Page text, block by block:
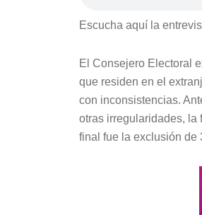
Escucha aquí la
El Consejero Electoral
que residen en el
con inconsistencias.
otras irregularidades, la
final fue la exclusión de